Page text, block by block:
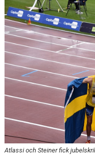
Atlassi och Steiner fick